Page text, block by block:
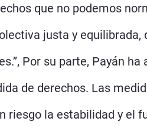
que no podemos
justa y
Por su parte, Payán
de derechos. Las
riesgo la estabilidad y el